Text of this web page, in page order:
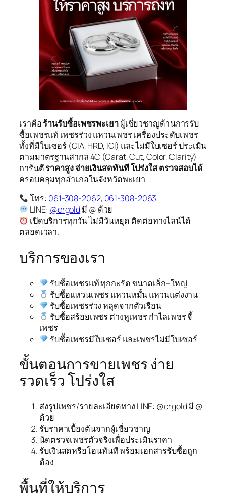
เราคือร้านรับซื้อเพชรพะเยาผู้เชี่ยวชาญด้านการรับ
ซื้อเพชรแท้ เพชรร่วง แหวนเพชร เครื่องประดับเพชร
ทั้งที่มีใบเซอร์ (GIA, HRD, IGI) และไม่มีใบเซอร์ ประเมิน
ตามมาตรฐานสากล 4C (Carat, Cut, Color, Clarity)
การันตีราคาสูง จ่ายเงินสดทันที โปร่งใส ตรวจสอบได้
ครอบคลุมทุกอำเภอในจังหวัดพะเยา
โทร: 061-308-2062, 061-308-2063
LINE: @crgoldมี @ ด้วย
เปิดบริการทุกวัน ไม่มีวันหยุด ติดต่อทางไลน์ได้
ตลอดเวลา.
บริการของเรา
รับซื้อเพชรแท้ ทุกกะรัต ขนาดเล็ก–ใหญ่
รับซื้อแหวนเพชร แหวนหมั้น แหวนแต่งงาน
รับซื้อเพชรร่วง หลุดจากตัวเรือน
รับซื้อสร้อยเพชร ต่างหูเพชร กำไลเพชร จี้
เพชร
รับซื้อเพชรมีใบเซอร์ และเพชรไม่มีใบเซอร์
ขั้นตอนการขายเพชร ง่าย
รวดเร็ว โปร่งใส
ส่งรูปเพชร/รายละเอียดทาง LINE: @crgold มี @
ด้วย
รับราคาเบื้องต้นจากผู้เชี่ยวชาญ
นัดตรวจเพชรตัวจริงเพื่อประเมินราคา
รับเงินสดหรือโอนทันที พร้อมเอกสารรับซื้อถูก
ต้อง
พื้นที่ให้บริการ